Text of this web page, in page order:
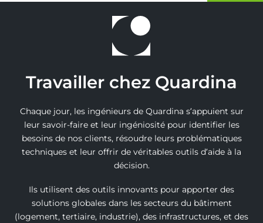
Travailler chez Quardina
Chaque jour, les ingénieurs de Quardina s’appuient sur
leur savoir-faire et leur ingéniosité pour identifier les
besoins de nos clients, résoudre leurs problématiques
techniques et leur offrir de véritables outils d’aide à la
décision.
Ils utilisent des outils innovants pour apporter des
solutions globales dans les secteurs du bâtiment
(logement, tertiaire, industrie), des infrastructures, et des